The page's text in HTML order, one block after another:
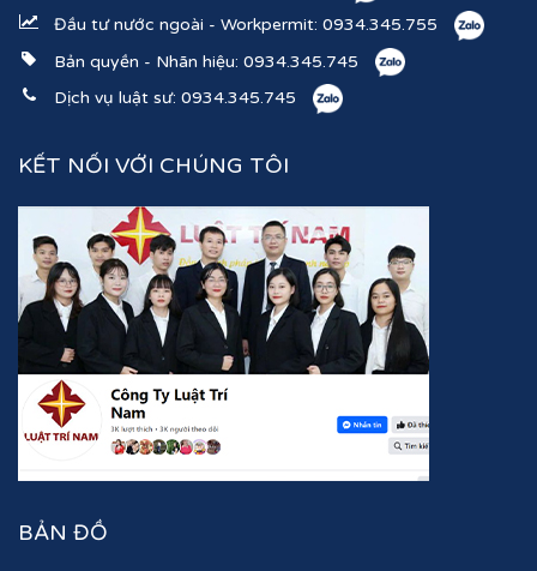
Đầu tư nước ngoài - Workpermit: 0934.345.755
Bản quyền - Nhãn hiệu: 0934.345.745
Dịch vụ luật sư: 0934.345.745
KẾT NỐI VỚI CHÚNG TÔI
BẢN ĐỒ